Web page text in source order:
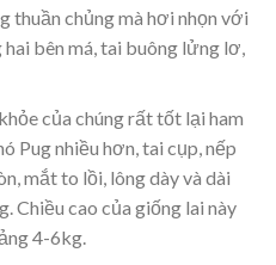
thuần chủng mà hơi nhọn với
bên má, tai buông lửng lơ,
của chúng rất tốt lại ham
Pug nhiều hơn, tai cụp, nếp
mắt to lồi, lông dày và dài
Chiều cao của giống lai này
4-6kg.